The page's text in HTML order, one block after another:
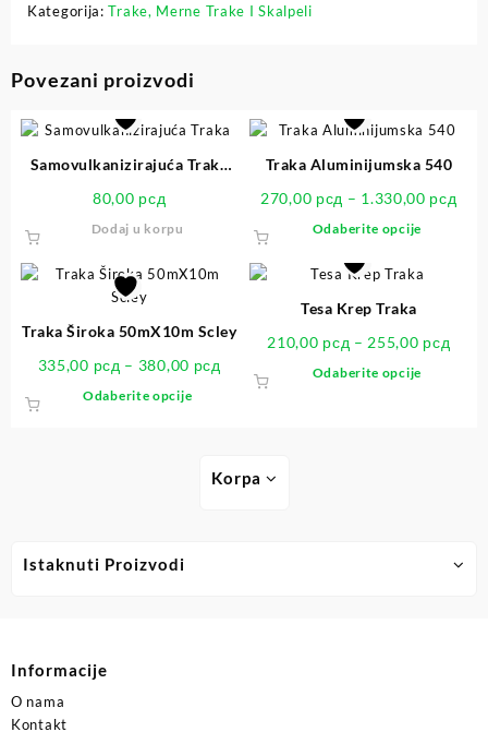
Korpa
Kategorija:Trake, Merne Trake I Skalpeli
Povezani proizvodi
Samovulkanizirajuća Traka
80,00 рсд
Dodaj u korpu
Traka Aluminijumska 540
270,00 рсд – 1.330,00 рсд
Odaberite opcije
Traka Široka 50mX10m Scley
335,00 рсд – 380,00 рсд
Odaberite opcije
Tesa Krep Traka
210,00 рсд – 255,00 рсд
Odaberite opcije
Istaknuti Proizvodi
Informacije
O nama
Kontakt